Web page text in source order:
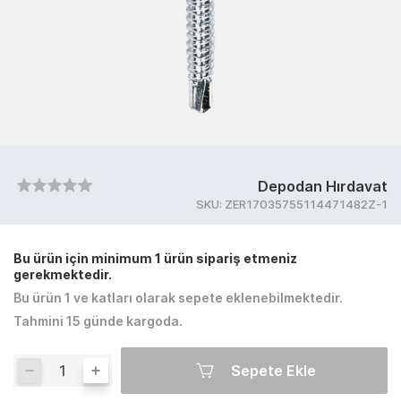
Depodan Hırdavat
SKU: ZER17035755114471482Z-1
Bu ürün için minimum 1 ürün sipariş etmeniz
gerekmektedir.
Bu ürün 1 ve katları olarak sepete eklenebilmektedir.
Tahmini 15 günde kargoda.
Sepete Ekle